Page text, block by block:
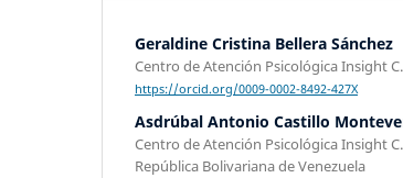
Geraldine Cristina Bellera Sánchez
Centro de Atención Psicológica Insight
https://orcid.org/0009-0002-8492-427X
Asdrúbal Antonio Castillo
Centro de Atención Psicológica Insight
República Bolivariana de Venezuela